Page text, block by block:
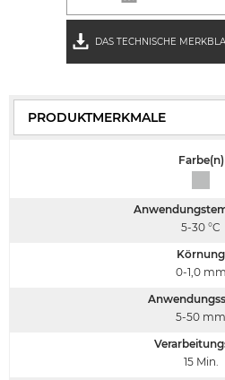
DAS TECHNISCHE
Farbe(n)
5-30 °C
Körnung
0-1,0 mm
5-50 mm
15 Min.